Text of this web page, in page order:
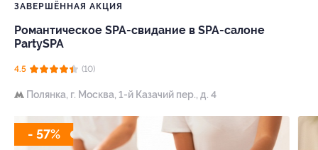
ЗАВЕРШЁННАЯ АКЦИЯ
Романтическое SPA-свидание в SPA-салоне
PartySPA
4.5 (10)
Полянка, г. Москва, 1-й Казачий пер., д. 4
- 57%